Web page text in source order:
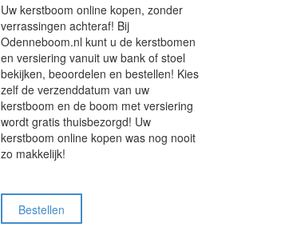
Uw kerstboom online kopen, zonder
verrassingen achteraf! Bij
Odenneboom.nl kunt u de kerstbomen
en versiering vanuit uw bank of stoel
bekijken, beoordelen en bestellen! Kies
zelf de verzenddatum van uw
kerstboom en de boom met versiering
wordt gratis thuisbezorgd! Uw
kerstboom online kopen was nog nooit
zo makkelijk!
Bestellen